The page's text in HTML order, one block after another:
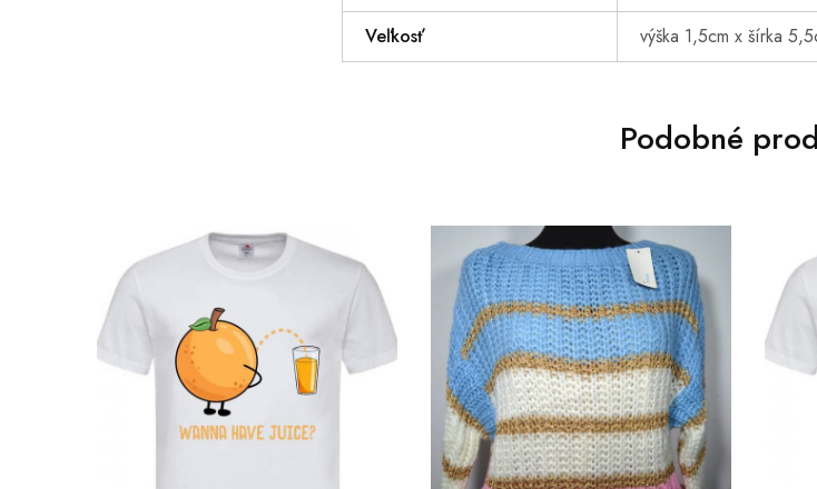
Veľkosť
výška 1,5cm x šírka
Podobné